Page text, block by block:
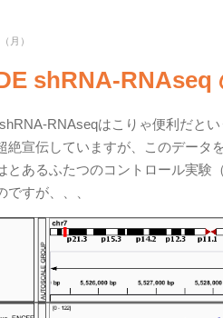
月）
shRNA-RNAseq
RNAseqはこりゃ便利だと
絶宣伝していますが、このデータ
とあるふたつのコントロール実験
ですが、、、